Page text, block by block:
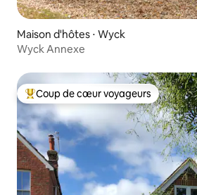
Maison d'hôtes ⋅ Wyck
Wyck Annexe
Coups de cœur voyageurs les plus
Coup de cœur voyageurs